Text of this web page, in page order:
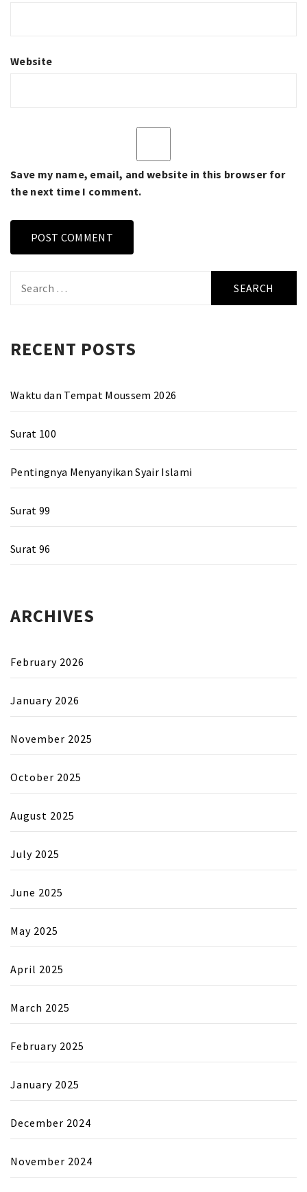
Website
Save my name, email, and website in this browser for
the next time I comment.
for:
RECENT POSTS
Waktu dan Tempat Moussem 2026
Surat 100
Pentingnya Menyanyikan Syair Islami
Surat 99
Surat 96
ARCHIVES
February 2026
January 2026
November 2025
October 2025
August 2025
July 2025
June 2025
May 2025
April 2025
March 2025
February 2025
January 2025
December 2024
November 2024